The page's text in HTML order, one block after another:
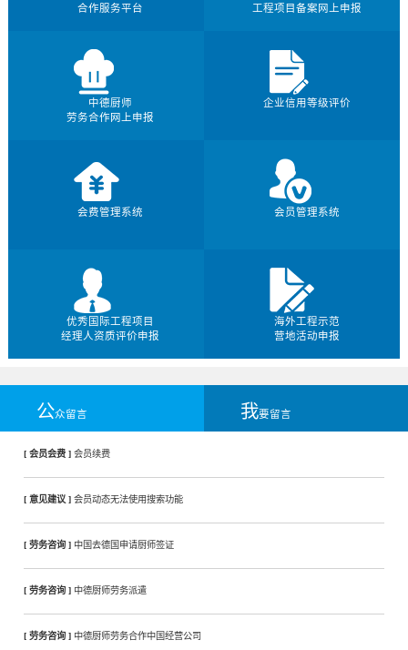
合作服务平台
工程项目备案网上申报
中德厨师
劳务合作网上申报
企业信用等级评价
会费管理系统 会员管理系统
优秀国际工程项目
经理人资质评价申报
海外工程示范
营地活动申报
公众留言 我要留言
[ 会员会费 ] 会员续费
[ 意见建议 ] 会员动态无法使用搜索功能
[ 劳务咨询 ] 中国去德国申请厨师签证
[ 劳务咨询 ] 中德厨师劳务派遣
[ 劳务咨询 ] 中德厨师劳务合作中国经营公司